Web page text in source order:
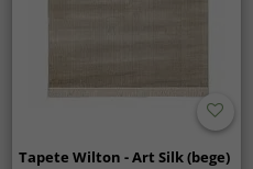
Tapete Wilton - Art Silk (bege)